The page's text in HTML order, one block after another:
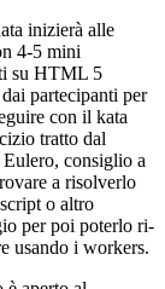
inizierà alle
4-5 mini
su HTML 5
partecipanti per
con il kata
tratto dal
consiglio a
a risolverlo
o altro
per poi poterlo ri-
usando i workers.